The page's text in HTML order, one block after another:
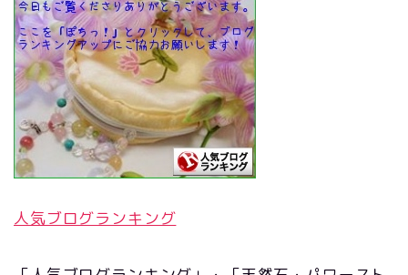
人気ブログランキング